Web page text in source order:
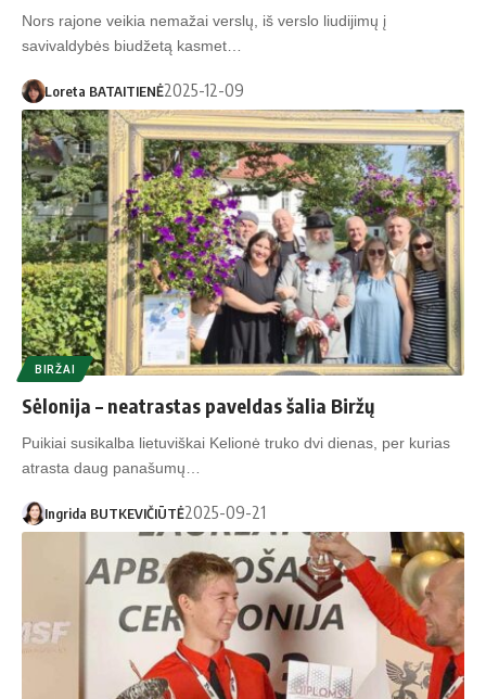
Nors rajone veikia nemažai verslų, iš verslo liudijimų į
savivaldybės biudžetą kasmet…
Loreta BATAITIENĖ2025-12-09
BIRŽAI
Sėlonija – neatrastas paveldas šalia Biržų
Puikiai susikalba lietuviškai Kelionė truko dvi dienas, per kurias
atrasta daug panašumų…
Ingrida BUTKEVIČIŪTĖ2025-09-21